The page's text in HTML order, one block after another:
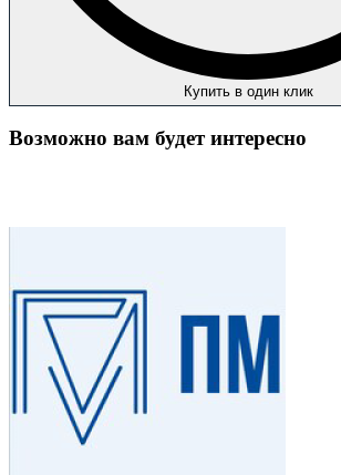
Купить в один клик
Возможно вам будет интересно